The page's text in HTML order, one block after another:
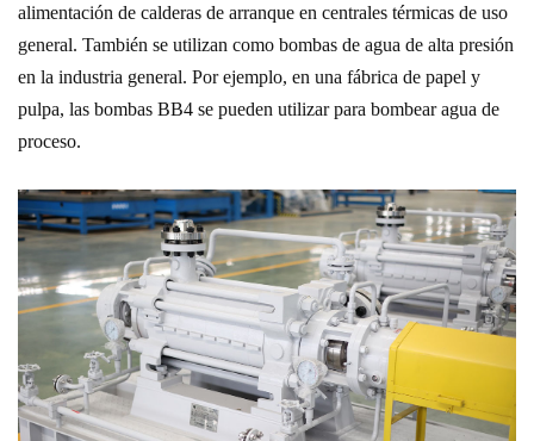
alimentación de calderas de arranque en centrales térmicas de uso
general. También se utilizan como bombas de agua de alta presión
en la industria general. Por ejemplo, en una fábrica de papel y
pulpa, las bombas BB4 se pueden utilizar para bombear agua de
proceso.